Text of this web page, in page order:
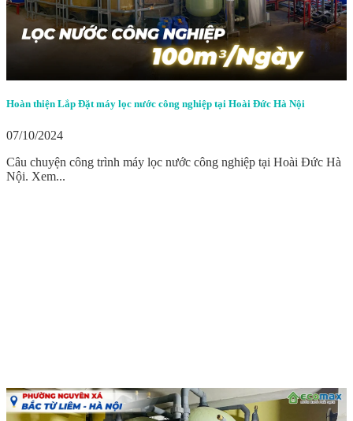
Hoàn thiện Lắp Đặt máy lọc nước công nghiệp tại Hoài Đức Hà Nội
07/10/2024
Câu chuyện công trình máy lọc nước công nghiệp tại Hoài Đức Hà
Nội. Xem...